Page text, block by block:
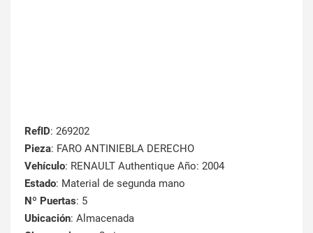
RefID: 269202
Pieza: FARO ANTINIEBLA DERECHO
Vehículo: RENAULT Authentique Año: 2004
Estado: Material de segunda mano
Nº Puertas: 5
Ubicación: Almacenada